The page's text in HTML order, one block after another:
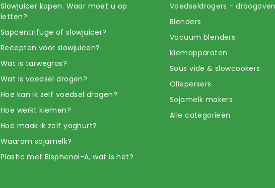
Slowjuicer kopen. Waar moet u op
letten?
Sapcentrifuge of slowjuicer?
Recepten voor slowjuicen?
Wat is tarwegras?
Wat is voedsel drogen?
Hoe kan ik zelf voedsel drogen?
Hoe werkt kiemen?
Hoe maak ik zelf yoghurt?
Waarom sojamelk?
Plastic met Bisphenol-A, wat is het?
Voedseldrogers -
Blenders
Vacuum blenders
Kiemapparaten
Sous vide & slowcookers
Oliepersers
Sojamelk makers
Alle categorieën